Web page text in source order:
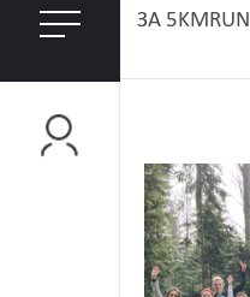
ЗA 5KMRUN